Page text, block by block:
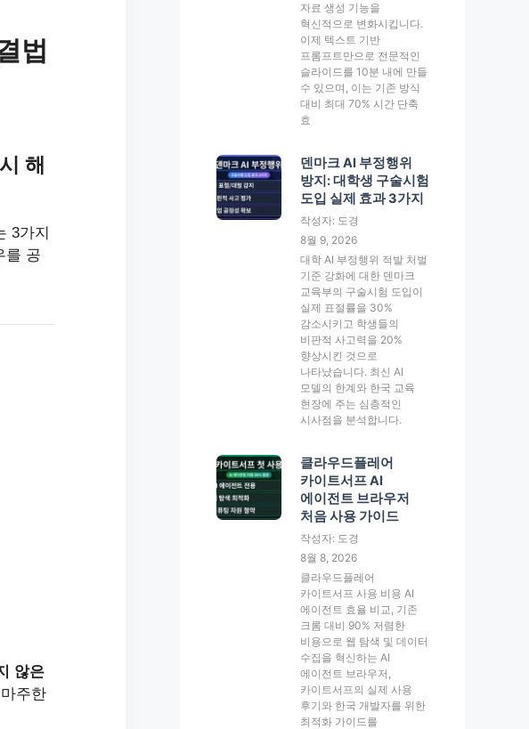
법
해
3가지
를 공
않은
주한
자료 생성 기능을
혁신적으로 변화시킵니다.
이제 텍스트 기반
프롬프트만으로 전문적인
슬라이드를 10분 내에 만들
수 있으며, 이는 기존 방식
대비 최대 70% 시간 단축
효
덴마크 AI 부정행위
방지: 대학생 구술시험
도입 실제 효과 3가지
작성자: 도경
8월 9, 2026
대학 AI 부정행위 적발 처벌
기준 강화에 대한 덴마크
교육부의 구술시험 도입이
실제 표절률을 30%
감소시키고 학생들의
비판적 사고력을 20%
향상시킨 것으로
나타났습니다. 최신 AI
모델의 한계와 한국 교육
현장에 주는 심층적인
시사점을 분석합니다.
클라우드플레어
카이트서프 AI
에이전트 브라우저
처음 사용 가이드
작성자: 도경
8월 8, 2026
클라우드플레어
카이트서프 사용 비용 AI
에이전트 효율 비교, 기존
크롬 대비 90% 저렴한
비용으로 웹 탐색 및 데이터
수집을 혁신하는 AI
에이전트 브라우저,
카이트서프의 실제 사용
후기와 한국 개발자를 위한
최적화 가이드를